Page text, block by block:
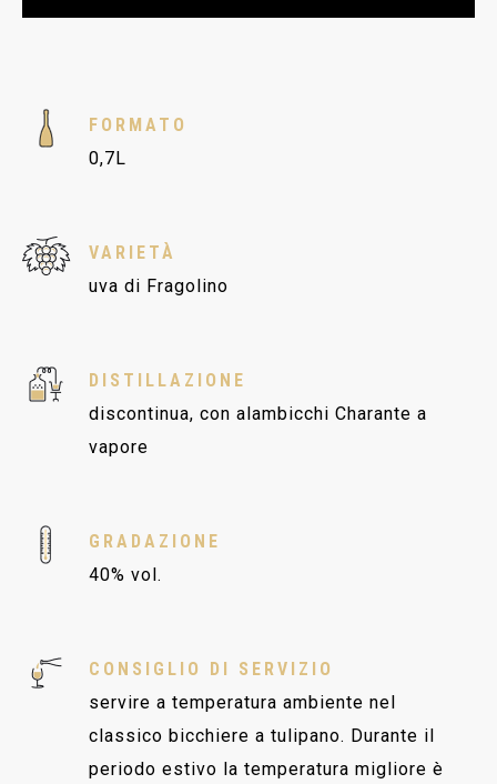
FORMATO
0,7L
VARIETÀ
uva di Fragolino
DISTILLAZIONE
discontinua, con alambicchi Charante a
vapore
GRADAZIONE
40% vol.
CONSIGLIO DI SERVIZIO
servire a temperatura ambiente nel
classico bicchiere a tulipano. Durante il
periodo estivo la temperatura migliore è